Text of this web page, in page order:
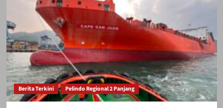
Berita Terkini Pelindo Regional 2 Panjang